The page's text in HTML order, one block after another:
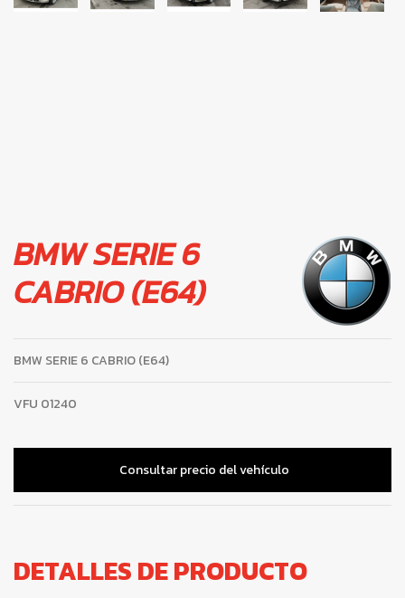
BMW SERIE 6
CABRIO (E64)
BMW SERIE 6 CABRIO (E64)
VFU 01240
Consultar precio del vehículo
DETALLES DE PRODUCTO